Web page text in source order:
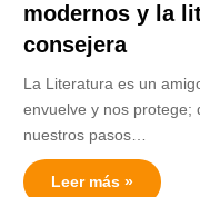
modernos y la
consejera
La Literatura es un
envuelve y nos protege;
nuestros pasos…
Leer más »